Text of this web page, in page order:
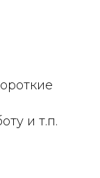
и т.п.